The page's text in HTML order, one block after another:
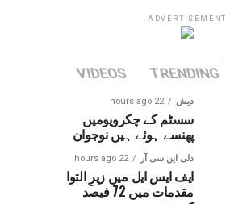
ADVERTISEMENT
TRENDING
VIDEOS
دیش 22 hours ago
سسٹم کے چکرویومیں
پھنسے ہوئے ہیں نوجوان
دلی این سی آر 22 hours ago
ایف ایس ایل میں زیرِ التوا
مقدمات میں 72 فیصد